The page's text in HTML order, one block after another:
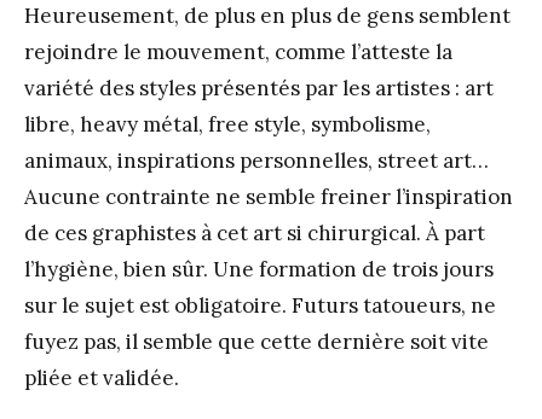
Heureusement, de plus en plus de gens semblent
rejoindre le mouvement, comme l’atteste la
variété des styles présentés par les artistes : art
libre, heavy métal, free style, symbolisme,
animaux, inspirations personnelles, street art…
Aucune contrainte ne semble freiner l’inspiration
de ces graphistes à cet art si chirurgical. À part
l’hygiène, bien sûr. Une formation de trois jours
sur le sujet est obligatoire. Futurs tatoueurs, ne
fuyez pas, il semble que cette dernière soit vite
pliée et validée.